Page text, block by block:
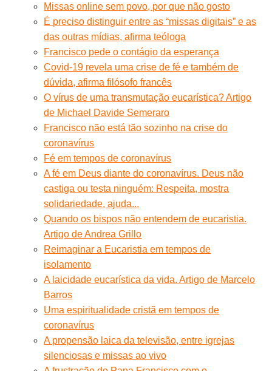
Missas online sem povo, por que não gosto
É preciso distinguir entre as “missas digitais” e as
das outras mídias, afirma teóloga
Francisco pede o contágio da esperança
Covid-19 revela uma crise de fé e também de
dúvida, afirma filósofo francês
O vírus de uma transmutação eucarística? Artigo
de Michael Davide Semeraro
Francisco não está tão sozinho na crise do
coronavírus
Fé em tempos de coronavírus
A fé em Deus diante do coronavírus. Deus não
castiga ou testa ninguém: Respeita, mostra
solidariedade, ajuda...
Quando os bispos não entendem de eucaristia.
Artigo de Andrea Grillo
Reimaginar a Eucaristia em tempos de
isolamento
A laicidade eucarística da vida. Artigo de Marcelo
Barros
Uma espiritualidade cristã em tempos de
coronavírus
A propensão laica da televisão, entre igrejas
silenciosas e missas ao vivo